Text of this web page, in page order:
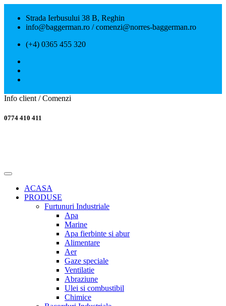
Strada Ierbusului 38 B, Reghin
info@baggerman.ro / comenzi@norres-baggerman.ro
(+4) 0365 455 320
Info client / Comenzi
0774 410 411
ACASA
PRODUSE
Furtunuri Industriale
Apa
Marine
Apa fierbinte si abur
Alimentare
Aer
Gaze speciale
Ventilatie
Abraziune
Ulei si combustibil
Chimice